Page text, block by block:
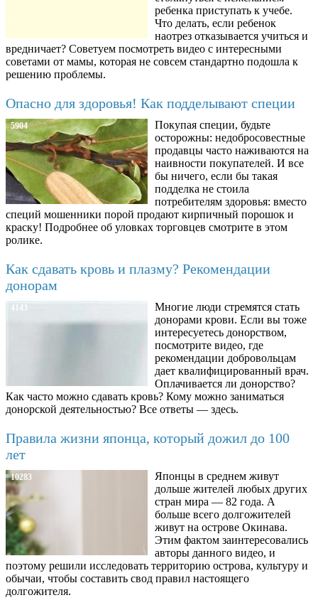
ребенка приступать к учебе.
Что делать, если ребенок
наотрез отказывается учиться и
вредничает? Советуем посмотреть видео с интересными
советами от мамы, которая не совсем стандартно подошла к
решению проблемы.
Опасно для здоровья! Как подделывают специи
5904
Покупая специи, будьте
осторожны: недобросовестные
продавцы часто наживаются на
наивности покупателей. И все
бы ничего, если бы такая
подделка не стоила
потребителям здоровья: вместо
специй мошенники порой продают кирпичный порошок и
краску! Подробнее об уловках торговцев смотрите в этом
ролике.
Как сдавать кровь и плазму? Рекомендации
донорам
4143
Многие люди стремятся стать
донорами крови. Если вы тоже
интересуетесь донорством,
посмотрите видео, где
рекомендации добровольцам
дает квалифицированный врач.
Оплачивается ли донорство?
Как часто можно сдавать кровь? Кому можно заниматься
донорской деятельностью? Все ответы — здесь.
Правила жизни японца, который дожил до 100
лет
10283
Японцы в среднем живут
дольше жителей любых других
стран мира — 82 года. А
больше всего долгожителей
живут на острове Окинава.
Этим фактом заинтересовались
авторы данного видео, и
поэтому решили исследовать территорию острова, культуру и
обычаи, чтобы составить свод правил настоящего
долгожителя.